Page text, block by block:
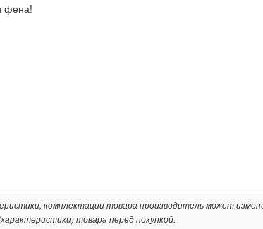
фена!
комплектации товара производитель может
товара перед покупкой.